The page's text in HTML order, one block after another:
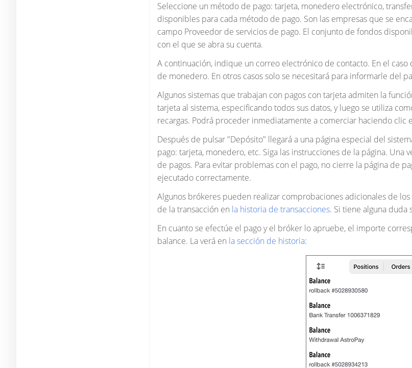
Seleccione un método de pago: tarjeta, monedero electrónico,
disponibles para cada método de pago. Son las empresas que se
campo Proveedor de servicios de pago. El conjunto de fondos
con el que se abra su cuenta.
A continuación, indique un correo electrónico de contacto. En el
de monedero. En otros casos solo se necesitará para informarle del
Algunos sistemas que trabajan con pagos con tarjeta admiten la
tarjeta al sistema, especificando todos sus datos, y luego se utiliza
recargas. Podrá proceder inmediatamente a comerciar haciendo clic
Después de pulsar "Depósito" llegará a una página especial del
pago: tarjeta, monedero, etc. Siga las instrucciones de la página. Una
de pagos. Para evitar problemas con el pago, no cierre la página de
ejecutado correctamente.
Algunos brókeres pueden realizar comprobaciones adicionales de
de la transacción en la historia de transacciones. Si tiene alguna
En cuanto se efectúe el pago y el bróker lo apruebe, el importe
balance. La verá en la sección de historia: